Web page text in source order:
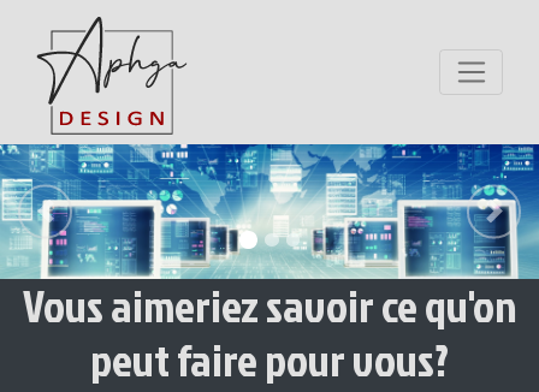
Précédent
Vous aimeriez savoir ce qu'on
peut faire pour vous?